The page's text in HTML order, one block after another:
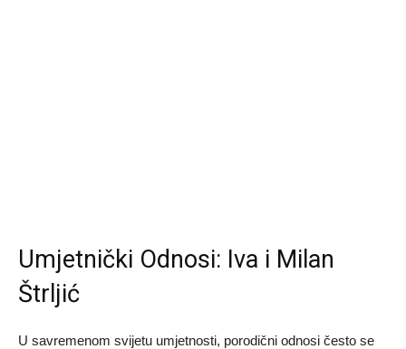
Umjetnički Odnosi: Iva i Milan
Štrljić
U savremenom svijetu umjetnosti, porodični odnosi često se